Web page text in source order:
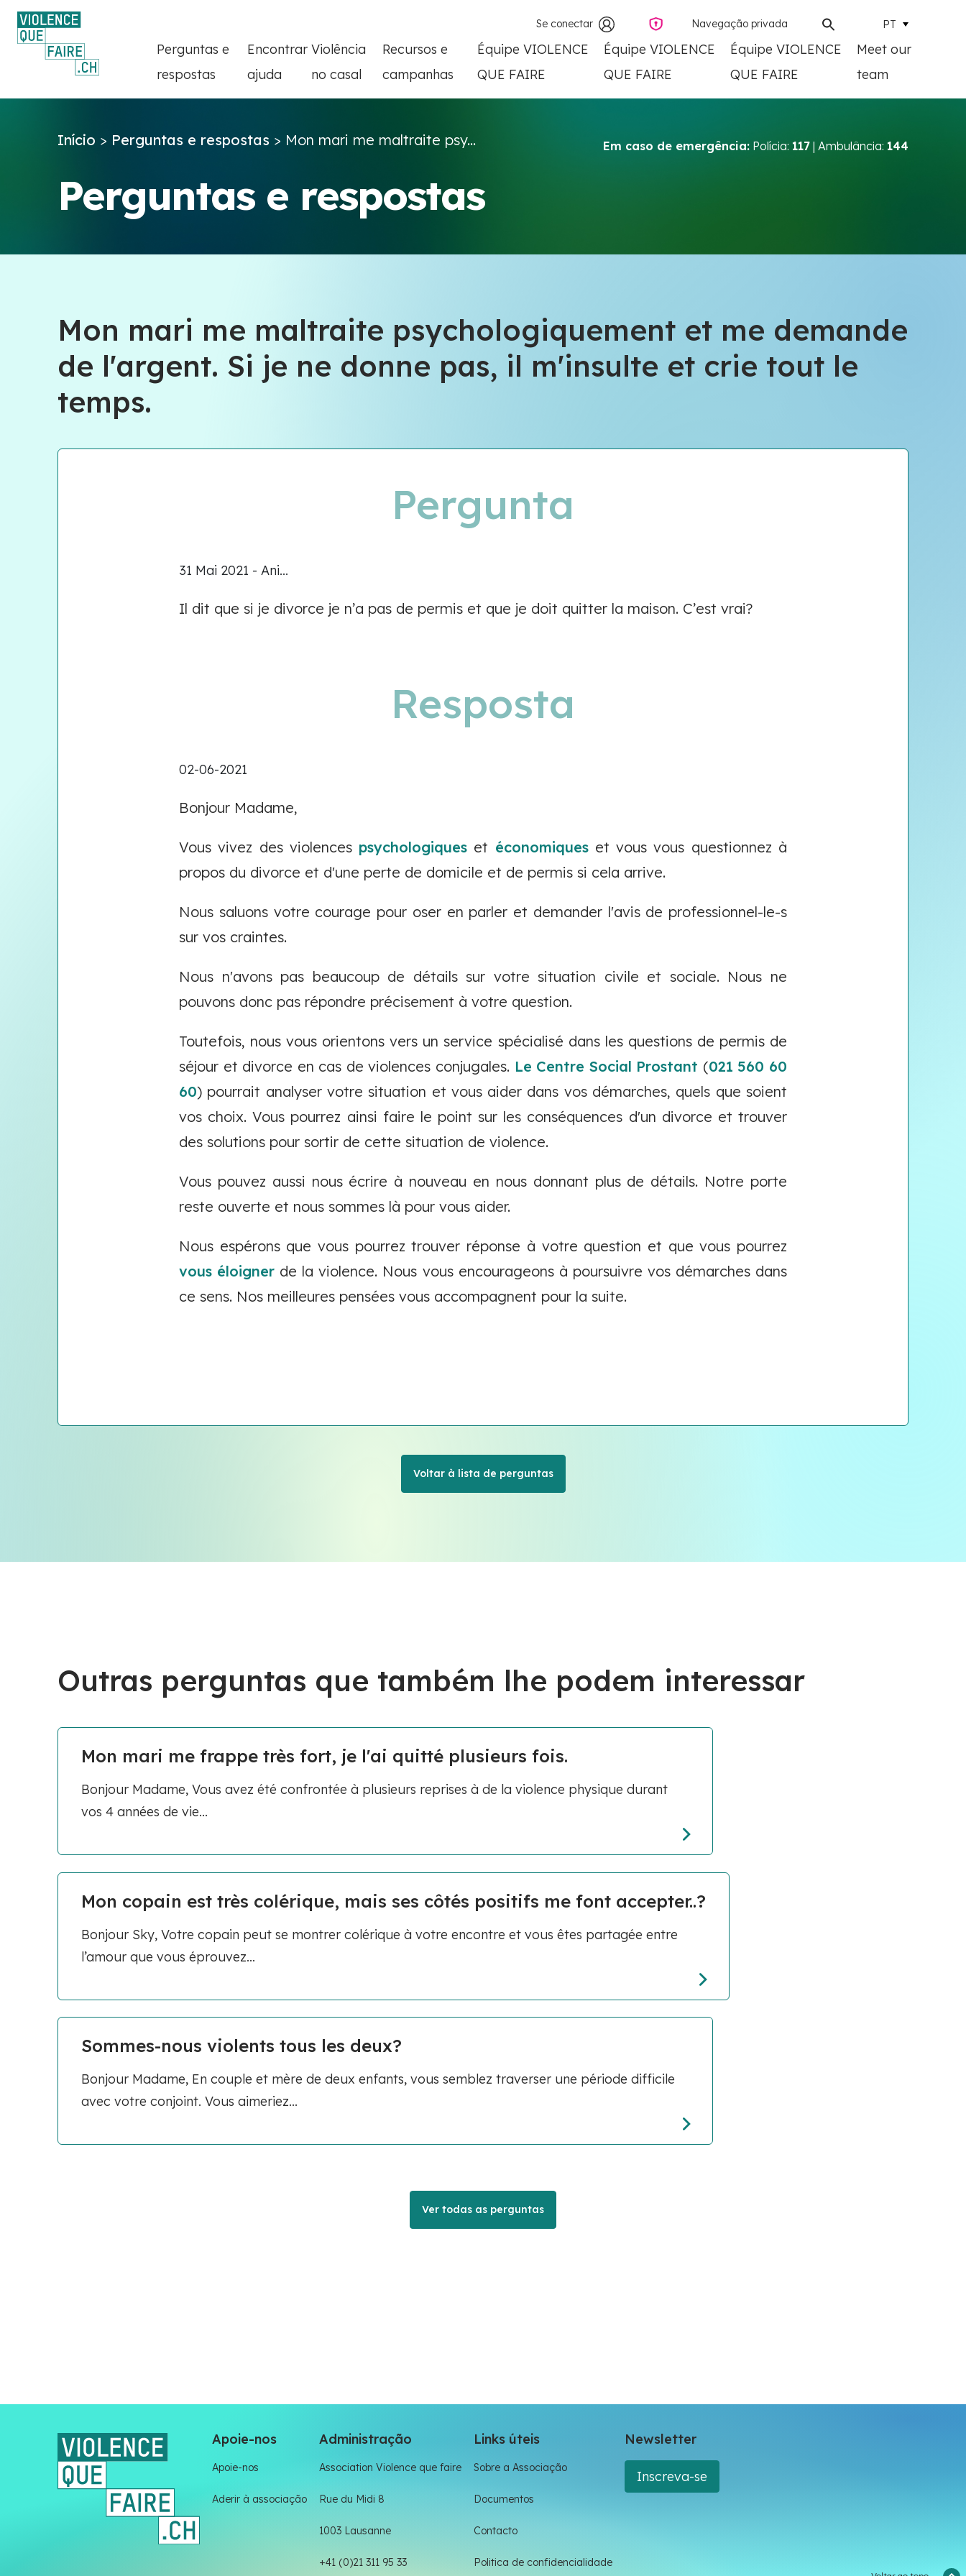
Se conectar Navegação privada PT
Perguntas e
respostas
Encontrar
ajuda
Violência
no casal
Recursos e
campanhas
Équipe VIOLENCE
QUE FAIRE
Équipe VIOLENCE
QUE FAIRE
Équipe VIOLENCE
QUE FAIRE
Meet our
team
Início > Perguntas e respostas > Mon mari me maltraite psy... Em caso de emergência: Polícia: 117 | Ambulância: 144
Perguntas e respostas
Mon mari me maltraite psychologiquement et me demande
de l'argent. Si je ne donne pas, il m'insulte et crie tout le
temps.
Pergunta
31 Mai 2021 - Ani...
Il dit que si je divorce je n’a pas de permis et que je doit quitter la maison. C’est vrai?
Resposta
02-06-2021
Bonjour Madame,
Vous vivez des violences psychologiques et économiqueset vous vous questionnez à
propos du divorce et d'une perte de domicile et de permis si cela arrive.
Nous saluons votre courage pour oser en parler et demander l'avis de professionnel-le-s
sur vos craintes.
Nous n'avons pas beaucoup de détails sur votre situation civile et sociale. Nous ne
pouvons donc pas répondre précisement à votre question.
Toutefois, nous vous orientons vers un service spécialisé dans les questions de permis de
séjour et divorce en cas de violences conjugales. Le Centre Social Prostant (021 560 60
60) pourrait analyser votre situation et vous aider dans vos démarches, quels que soient
vos choix. Vous pourrez ainsi faire le point sur les conséquences d'un divorce et trouver
des solutions pour sortir de cette situation de violence.
Vous pouvez aussi nous écrire à nouveau en nous donnant plus de détails. Notre porte
reste ouverte et nous sommes là pour vous aider.
Nous espérons que vous pourrez trouver réponse à votre question et que vous pourrez
vous éloigner de la violence. Nous vous encourageons à poursuivre vos démarches dans
ce sens. Nos meilleures pensées vous accompagnent pour la suite.
Voltar à lista de perguntas
Outras perguntas que também lhe podem interessar
Mon mari me frappe très fort, je l'ai quitté plusieurs fois.
Bonjour Madame, Vous avez été confrontée à plusieurs reprises à de la violence physique durant
vos 4 années de vie...
Mon copain est très colérique, mais ses côtés positifs me font accepter..?
Bonjour Sky, Votre copain peut se montrer colérique à votre encontre et vous êtes partagée entre
l’amour que vous éprouvez...
Sommes-nous violents tous les deux?
Bonjour Madame, En couple et mère de deux enfants, vous semblez traverser une période difficile
avec votre conjoint. Vous aimeriez...
Ver todas as perguntas
Apoie-nos
Apoie-nos
Aderir à associação
Administração
Association Violence que faire
Rue du Midi 8
1003 Lausanne
+41 (0)21 311 95 33
Links úteis
Sobre a Associação
Documentos
Contacto
Politica de confidencialidade
Newsletter
Inscreva-se